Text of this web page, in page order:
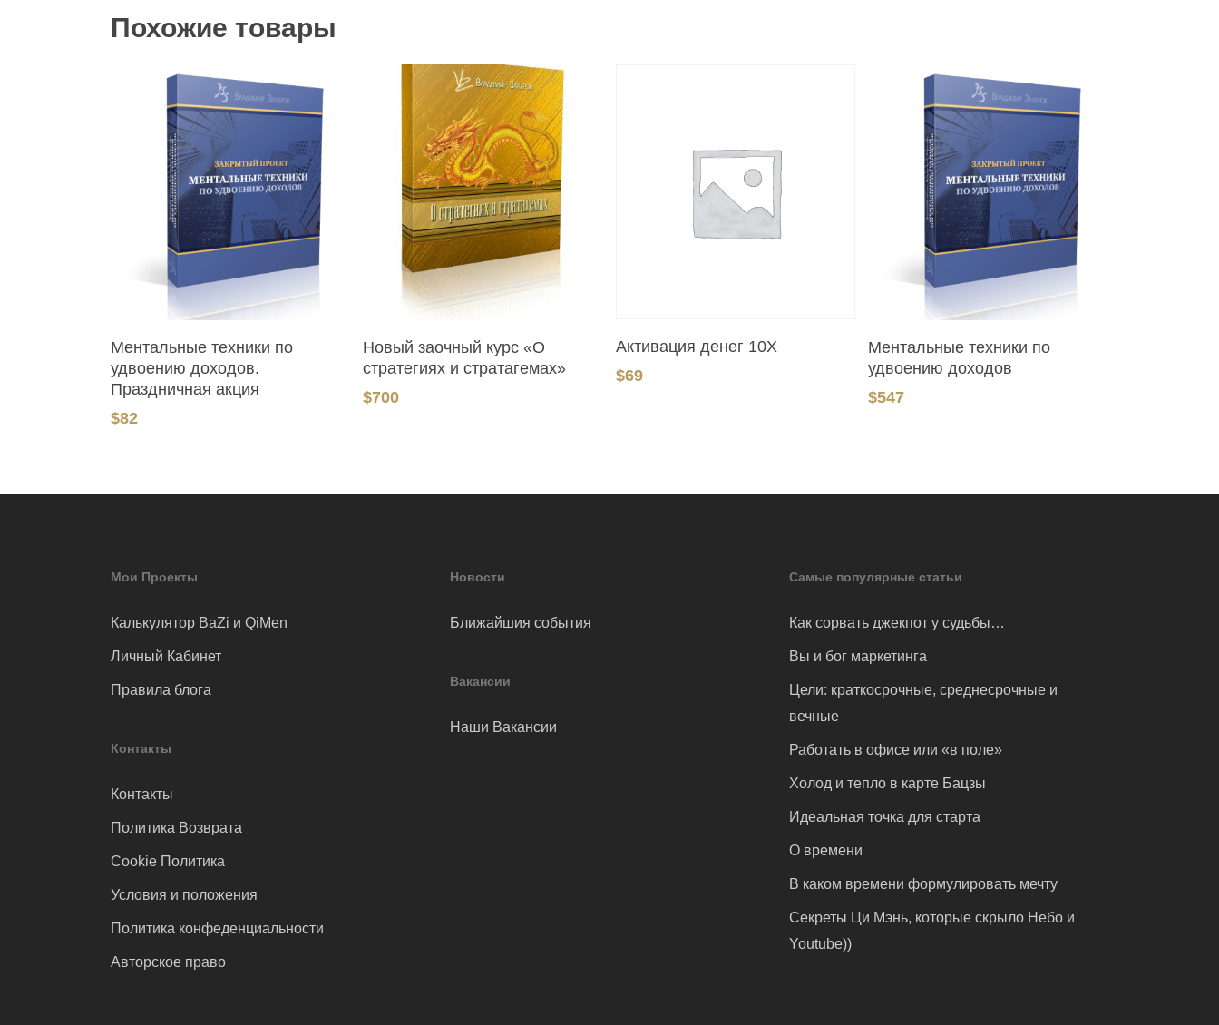
Похожие товары
Ментальные техники по
удвоению доходов.
Праздничная акция
$82
В Корзину
Новый заочный курс «О
стратегиях и стратагемах»
$700
В Корзину
Активация денег 10Х
$69
Ментальные техники по
удвоению доходов
$547
Мои Проекты
Калькулятор BaZi и QiMen
Личный Кабинет
Правила блога
Контакты
Контакты
Политика Возврата
Cookie Политика
Условия и положения
Политика конфеденциальности
Авторское право
Новости
Ближайшия события
Вакансии
Наши Вакансии
Самые популярные статьи
Как сорвать джекпот у судьбы…
Вы и бог маркетинга
Цели: краткосрочные, среднесрочные и
вечные
Работать в офисе или «в поле»
Холод и тепло в карте Бацзы
Идеальная точка для старта
О времени
В каком времени формулировать мечту
Секреты Ци Мэнь, которые скрыло Небо и
Youtube))